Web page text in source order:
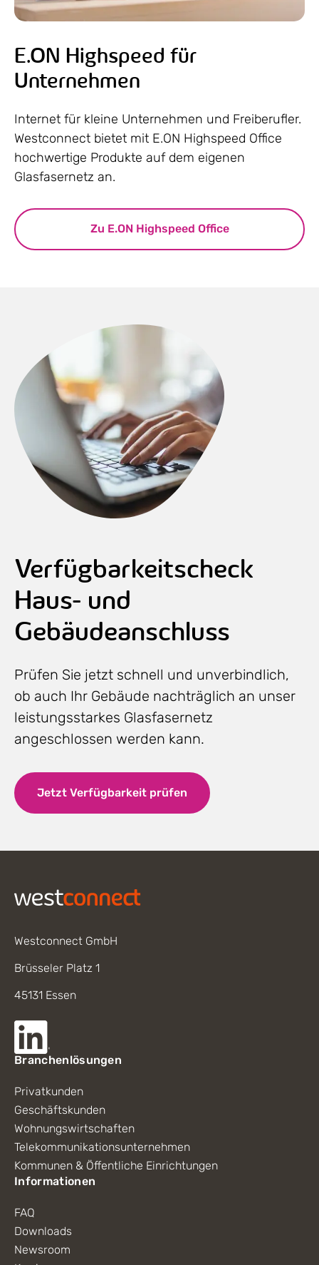
E.ON Highspeed für
Unternehmen
Internet für kleine Unternehmen und Freiberufler.
Westconnect bietet mit E.ON Highspeed Office
hochwertige Produkte auf dem eigenen
Glasfasernetz an.
Zu E.ON Highspeed Office
Verfügbarkeitscheck
Haus- und
Gebäudeanschluss
Prüfen Sie jetzt schnell und unverbindlich,
ob auch Ihr Gebäude nachträglich an unser
leistungsstarkes Glasfasernetz
angeschlossen werden kann.
Jetzt Verfügbarkeit prüfen
Westconnect GmbH
Brüsseler Platz 1
45131 Essen
Branchenlösungen
Privatkunden
Geschäftskunden
Wohnungswirtschaften
Telekommunikationsunternehmen
Kommunen & Öffentliche Einrichtungen
Informationen
FAQ
Downloads
Newsroom